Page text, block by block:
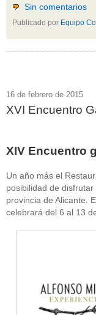
Sin comentarios
Publicado por Equipo
16 de febrero de 2015
XVI Encuentro
XIV Encuentro
Un año más el
posibilidad de
provincia de Alicante.
celebrará del 6 al 13